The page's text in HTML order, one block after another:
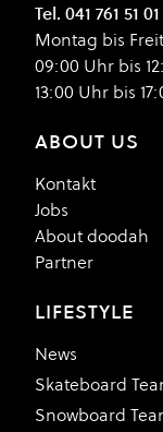
Tel. 041 761 51 01
Montag bis
09:00 Uhr bis
13:00 Uhr bis
ABOUT US
Kontakt
Jobs
About doodah
Partner
LIFESTYLE
News
Skateboard
Snowboard